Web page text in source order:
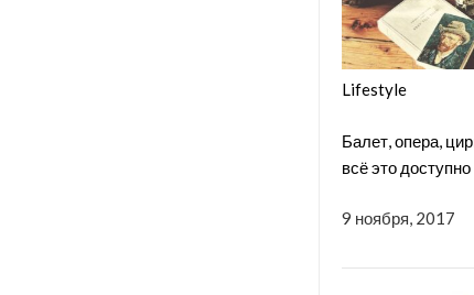
Lifestyle
Балет, опера,
всё это
9 ноября, 2017